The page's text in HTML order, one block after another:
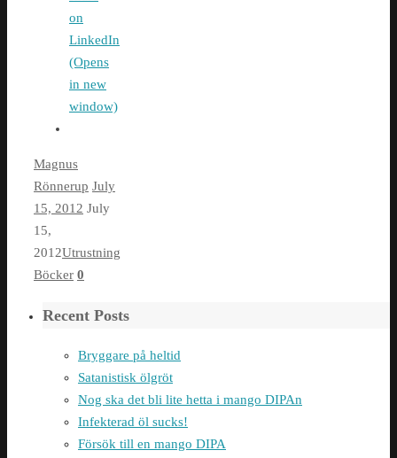
on
LinkedIn
(Opens
in new
window)
Magnus
Rönnerup July
15, 2012 July
15,
2012Utrustning
Böcker 0
Recent Posts
Bryggare på heltid
Satanistisk ölgröt
Nog ska det bli lite hetta i mango DIPAn
Infekterad öl sucks!
Försök till en mango DIPA